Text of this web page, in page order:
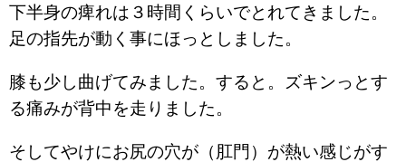
下半身の痺れは３時間くらいでとれてきました。
足の指先が動く事にほっとしました。
膝も少し曲げてみました。すると。ズキンっとす
る痛みが背中を走りました。
そしてやけにお尻の穴が（肛門）が熱い感じがす